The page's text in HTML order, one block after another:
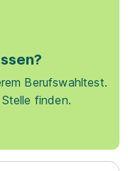
Berufswahltest.
finden.